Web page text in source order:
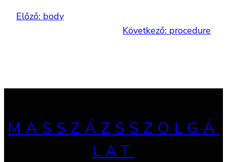
Előző: body
Következő: procedure
MASSZÁZSSZOLGÁ
LAT